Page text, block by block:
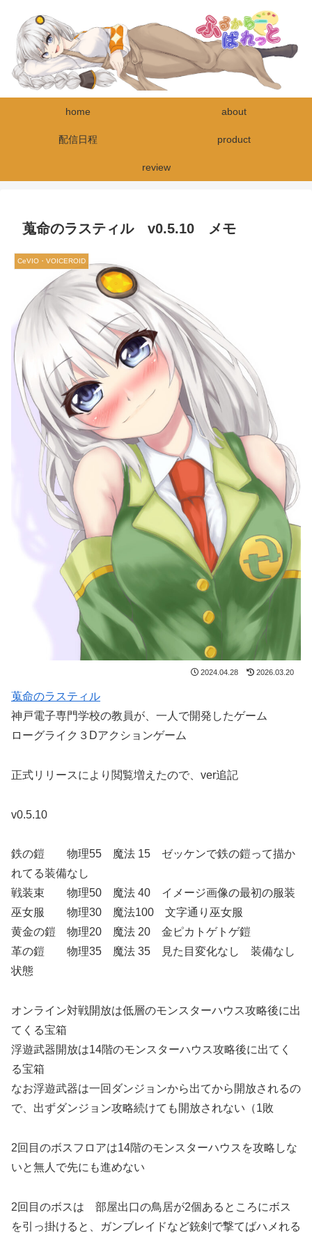
home about
配信日程 product
review
蒐命のラスティル v0.5.10 メモ
CeVIO・VOICEROID
2024.04.28 2026.03.20
蒐命のラスティル
神戸電子専門学校の教員が、一人で開発したゲーム
ローグライク３Dアクションゲーム
正式リリースにより閲覧増えたので、ver追記
v0.5.10
鉄の鎧 物理55 魔法 15 ゼッケンで鉄の鎧って描か
れてる装備なし
戦装束 物理50 魔法 40 イメージ画像の最初の服装
巫女服 物理30 魔法100 文字通り巫女服
黄金の鎧 物理20 魔法 20 金ピカトゲトゲ鎧
革の鎧 物理35 魔法 35 見た目変化なし 装備なし
状態
オンライン対戦開放は低層のモンスターハウス攻略後に出
てくる宝箱
浮遊武器開放は14階のモンスターハウス攻略後に出てく
る宝箱
なお浮遊武器は一回ダンジョンから出てから開放されるの
で、出ずダンジョン攻略続けても開放されない（1敗
2回目のボスフロアは14階のモンスターハウスを攻略しな
いと無人で先にも進めない
2回目のボスは 部屋出口の鳥居が2個あるところにボス
を引っ掛けると、ガンブレイドなど銃剣で撃てばハメれる